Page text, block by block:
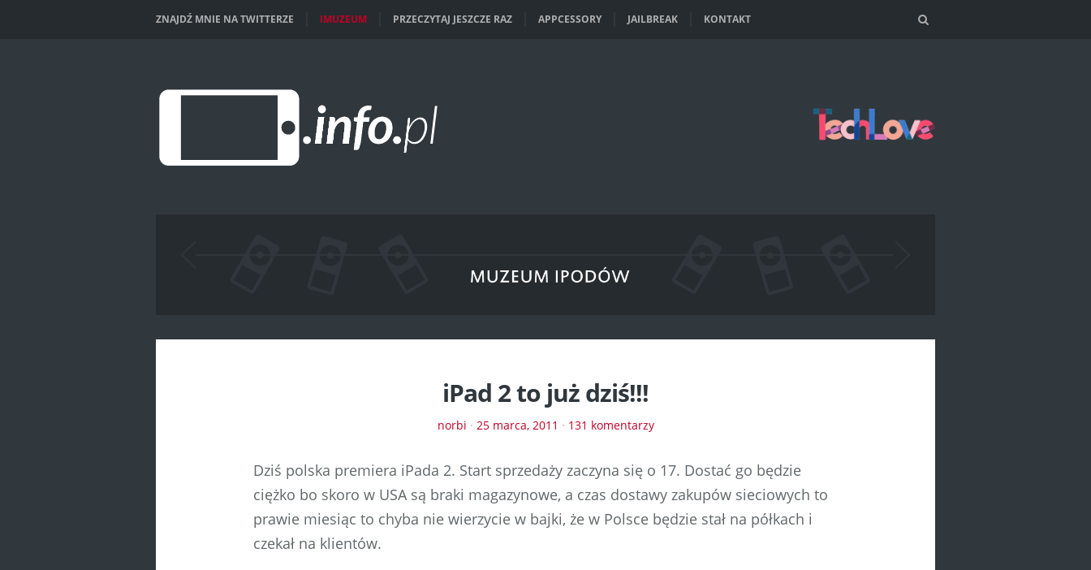
ZNAJDŹ MNIE NA TWITTERZE IMUZEUM PRZECZYTAJ JESZCZE RAZ APPCESSORY JAILBREAK KONTAKT
iPad 2 to już dziś!!!
norbi · 25 marca, 2011 · 131 komentarzy
Dziś polska premiera iPada 2. Start sprzedaży zaczyna się o 17. Dostać go będzie
ciężko bo skoro w USA są braki magazynowe, a czas dostawy zakupów sieciowych to
prawie miesiąc to chyba nie wierzycie w bajki, że w Polsce będzie stał na półkach i
czekał na klientów.